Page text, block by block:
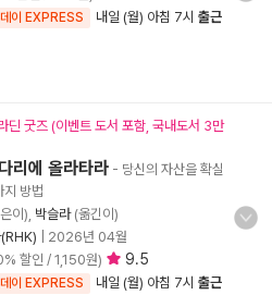
이 EXPRESS 내일 (월) 아침 7시 출근
딘 굿즈 (이벤트 도서 포함, 국내도서 3만
리에 올라타라 - 당신의 자산을 확실
방법
이), 박슬라(옮긴이)
2026년 04월
할인 / 1,150원) 9.5
이 EXPRESS 내일 (월) 아침 7시 출근